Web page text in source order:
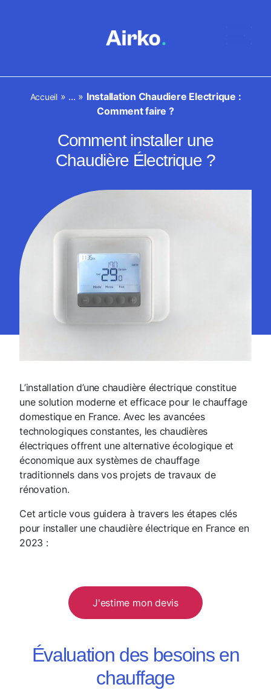
Accueil» ... » Installation Chaudiere Electrique :
Comment faire ?
Comment installer une
Chaudière Électrique ?
L’installation d’une chaudière électrique constitue
une solution moderne et efficace pour le chauffage
domestique en France. Avec les avancées
technologiques constantes, les chaudières
électriques offrent une alternative écologique et
économique aux systèmes de chauffage
traditionnels dans vos projets de travaux de
rénovation.
Cet article vous guidera à travers les étapes clés
pour installer une chaudière électrique en France en
2023 :
J'estime mon devis
Évaluation des besoins en
chauffage